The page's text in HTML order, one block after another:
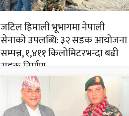
जटिल हिमाली भूभागमा नेपाली
सेनाको उपलब्धि: ३२ सडक आयोजना
सम्पन्न, १,४११ किलोमिटरभन्दा बढी
सडक निर्माण